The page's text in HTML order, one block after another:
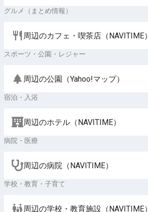
グルメ（まとめ情報）
周辺のカフェ・喫茶店（NAVITIME）
スポーツ・公園・レジャー
周辺の公園（Yahoo!マップ）
宿泊・入浴
周辺のホテル（NAVITIME）
病院・医療
周辺の病院（NAVITIME）
学校・教育・子育て
周辺の学校・教育施設（NAVITIME）